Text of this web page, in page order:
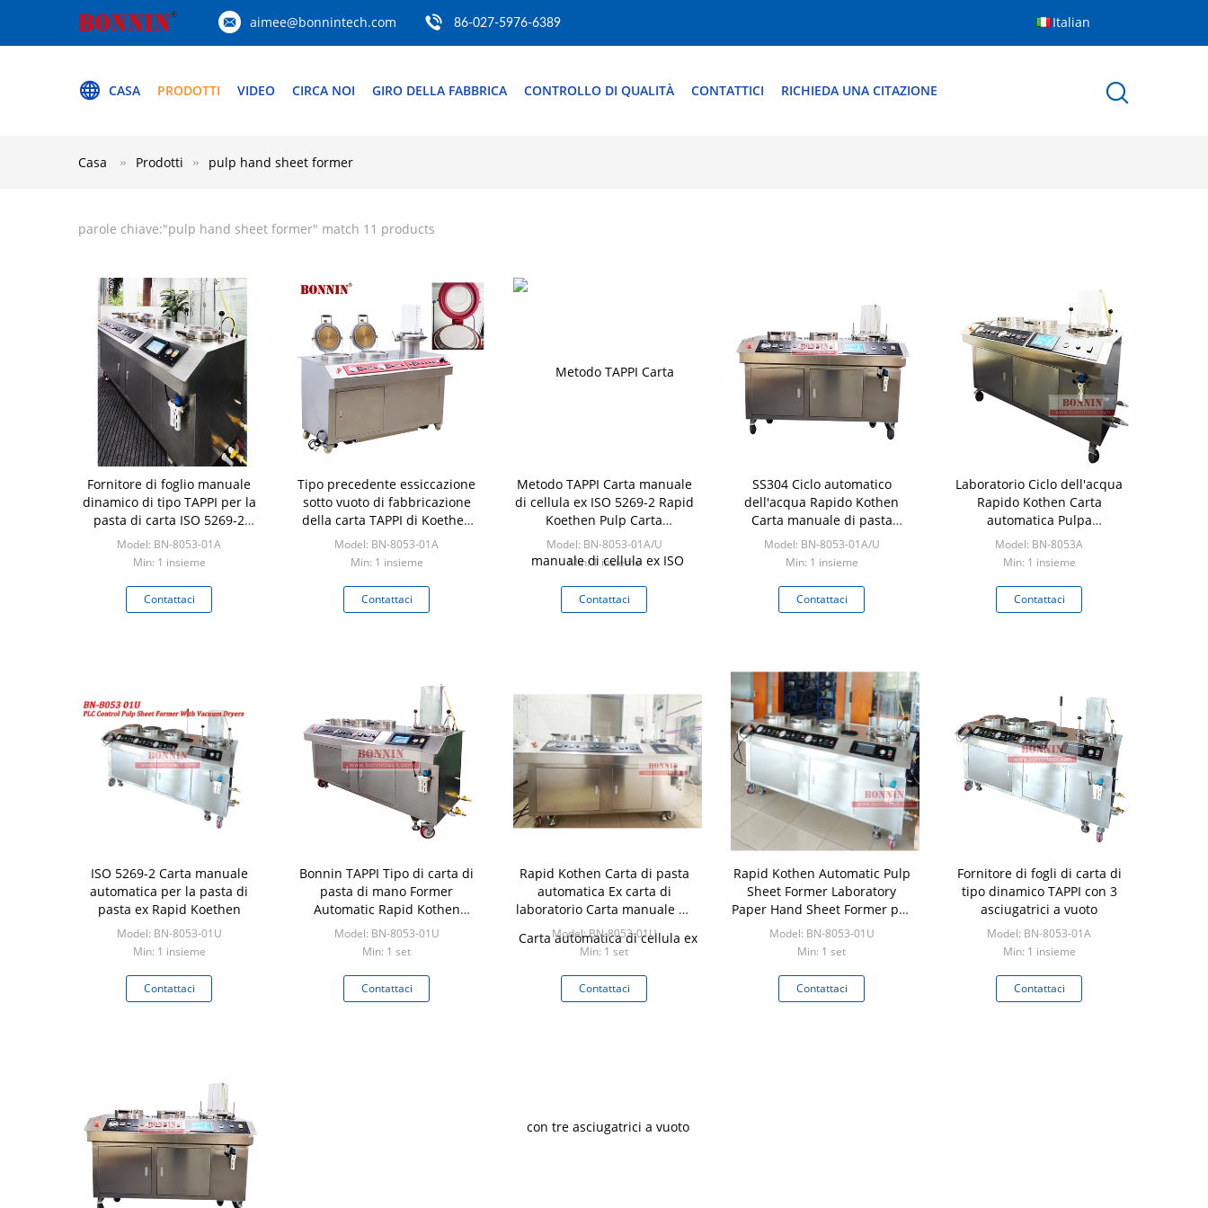
aimee@bonnintech.com 86-027-5976-6389 Italian
CASA PRODOTTI VIDEO CIRCA NOI GIRO DELLA FABBRICA CONTROLLO DI QUALITÀ CONTATTICI RICHIEDA UNA CITAZIONE
Casa Prodotti pulp hand sheet former
parole chiave:"pulp hand sheet former" match 11 products
Fornitore di foglio manuale
dinamico di tipo TAPPI per la
pasta di carta ISO 5269-2
Rapid Koethen Pulp Fornitore
di foglio automatico con tre
Model: BN-8053-01A
Min: 1 insieme
Contattaci
Tipo precedente essiccazione
sotto vuoto di fabbricazione
della carta TAPPI di Koethen
della polpa dello strato
rapido della mano
Model: BN-8053-01A
Min: 1 insieme
Contattaci
Metodo TAPPI Carta manuale
di cellula ex ISO 5269-2 Rapid
Koethen Pulp Carta
automatica di cellula ex con
tre asciugatrici a vuoto
Model: BN-8053-01A/U
Min: 1 insieme
Contattaci
SS304 Ciclo automatico
dell'acqua Rapido Kothen
Carta manuale di pasta
automatica Ex-pappermaking
Tipo TAPPI
Model: BN-8053-01A/U
Min: 1 insieme
Contattaci
Laboratorio Ciclo dell'acqua
Rapido Kothen Carta
automatica Pulpa
Manicamera Ex acciaio
inossidabile DIN 54358
Model: BN-8053A
Min: 1 insieme
Contattaci
ISO 5269-2 Carta manuale
automatica per la pasta di
pasta ex Rapid Koethen
Model: BN-8053-01U
Min: 1 insieme
Contattaci
Bonnin TAPPI Tipo di carta di
pasta di mano Former
Automatic Rapid Kothen
Sheet Former
Model: BN-8053-01U
Min: 1 set
Contattaci
Rapid Kothen Carta di pasta
automatica Ex carta di
laboratorio Carta manuale Ex
per apparecchiature di prova
Model: BN-8053-01U
Min: 1 set
Contattaci
Rapid Kothen Automatic Pulp
Sheet Former Laboratory
Paper Hand Sheet Former per
strumento di prova del foglio
Model: BN-8053-01U
Min: 1 set
Contattaci
Fornitore di fogli di carta di
tipo dinamico TAPPI con 3
asciugatrici a vuoto
Model: BN-8053-01A
Min: 1 insieme
Contattaci